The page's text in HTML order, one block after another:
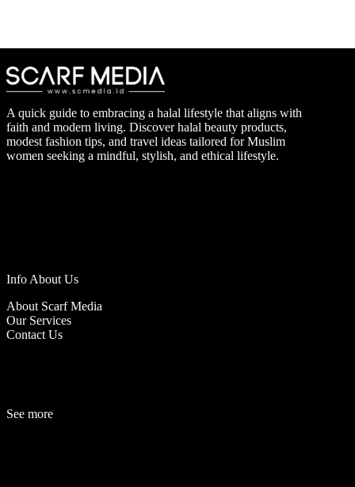
A quick guide to embracing a halal lifestyle that aligns with
faith and modern living. Discover halal beauty products,
modest fashion tips, and travel ideas tailored for Muslim
women seeking a mindful, stylish, and ethical lifestyle.
Info About Us
About Scarf Media
Our Services
Contact Us
See more